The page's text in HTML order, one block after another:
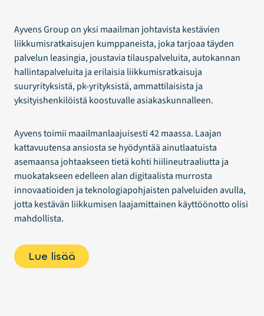
Ayvens Group on yksi maailman johtavista kestävien
liikkumisratkaisujen kumppaneista, joka tarjoaa täyden
palvelun leasingia, joustavia tilauspalveluita, autokannan
hallintapalveluita ja erilaisia liikkumisratkaisuja
suuryrityksistä, pk-yrityksistä, ammattilaisista ja
yksityishenkilöistä koostuvalle asiakaskunnalleen.
Ayvens toimii maailmanlaajuisesti 42 maassa. Laajan
kattavuutensa ansiosta se hyödyntää ainutlaatuista
asemaansa johtaakseen tietä kohti hiilineutraaliutta ja
muokatakseen edelleen alan digitaalista murrosta
innovaatioiden ja teknologiapohjaisten palveluiden avulla,
jotta kestävän liikkumisen laajamittainen käyttöönotto olisi
mahdollista.
Lue lisää